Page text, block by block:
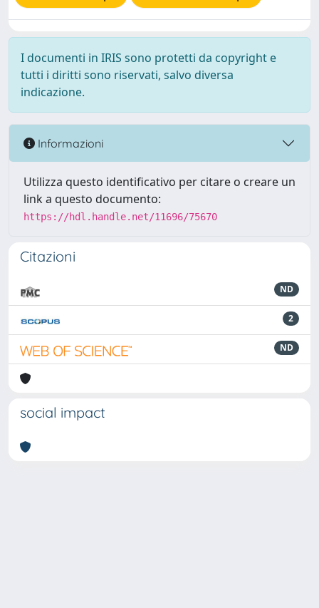
I documenti in IRIS sono protetti da copyright e
tutti i diritti sono riservati, salvo diversa
indicazione.
Informazioni
Utilizza questo identificativo per citare o creare un
link a questo documento:
https://hdl.handle.net/11696/75670
Citazioni
ND
2
ND
social impact